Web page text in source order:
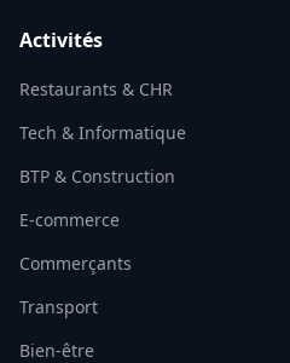
Activités
Restaurants & CHR
Tech & Informatique
BTP & Construction
E-commerce
Commerçants
Transport
Bien-être